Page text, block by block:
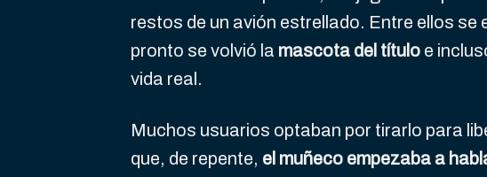
restos de un avión estrellado. Entre ellos se
pronto se volvió la mascota del título e
vida real.
Muchos usuarios optaban por tirarlo para
que, de repente, el muñeco empezaba a